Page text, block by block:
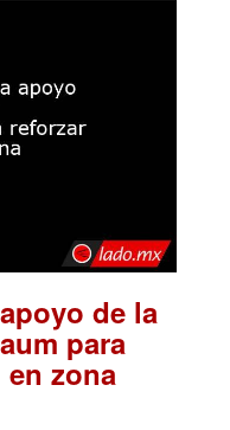
de la
para
zona